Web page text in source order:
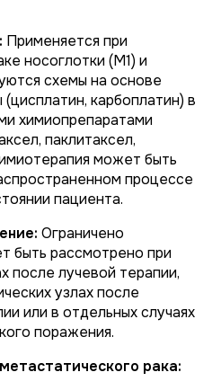
Применяется при
носоглотки (M1) и
схемы на основе
карбоплатин) в
химиопрепаратами
паклитаксел,
может быть
процессе
пациента.
Ограничено
быть рассмотрено при
после лучевой терапии,
узлах после
или в отдельных случаях
поражения.
рака: